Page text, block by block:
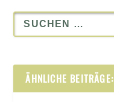
ÄHNLICHE BEITRÄGE: